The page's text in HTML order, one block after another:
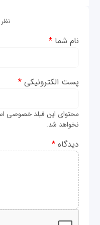
نام شما*
پست الکترونیکی*
محتوای این فیلد خصوصی
نخواهد شد.
دیدگاه*